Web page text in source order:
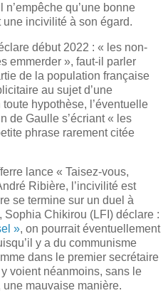
qu’une bonne
incivilité à son égard.
début 2022 : « les non-
emmerder », faut-il parler
de la population française
au sujet d’une
hypothèse, l’éventuelle
de Gaulle s’écriant « les
phrase rarement citée
lance « Taisez-vous,
Ribière, l’incivilité est
se termine sur un duel à
Sophia Chikirou (LFI) déclare :
», on pourrait éventuellement
y a du communisme
dans le premier secrétaire
voient néanmoins, sans le
mauvaise manière.